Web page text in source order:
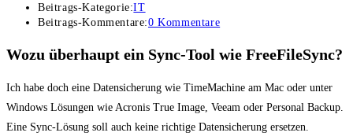
Beitrags-Kategorie:IT
Beitrags-Kommentare:0 Kommentare
Wozu überhaupt ein Sync-Tool wie FreeFileSync?
Ich habe doch eine Datensicherung wie TimeMachine am Mac oder unter
Windows Lösungen wie Acronis True Image, Veeam oder Personal Backup.
Eine Sync-Lösung soll auch keine richtige Datensicherung ersetzen.